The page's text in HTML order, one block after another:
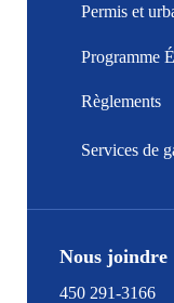
Permis et
Programme
Règlements
Services de
Nous joindre
450 291-3166